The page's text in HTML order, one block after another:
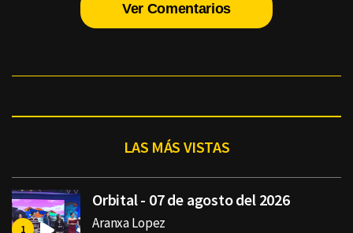
Ver Comentarios
LAS MÁS VISTAS
Orbital - 07 de agosto del 2026
Aranxa Lopez